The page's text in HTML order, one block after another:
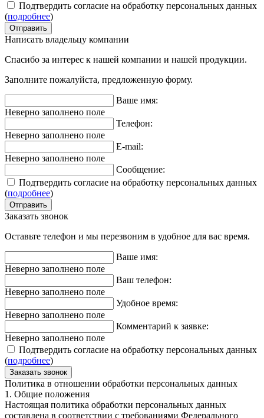
Подтвердить согласие на обработку персональных данных
(подробнее)
Написать владельцу компании
Спасибо за интерес к нашей компании и нашей продукции.
Заполните пожалуйста, предложенную форму.
Ваше имя:
Неверно заполнено поле
Телефон:
Неверно заполнено поле
E-mail:
Неверно заполнено поле
Сообщение:
Подтвердить согласие на обработку персональных данных
(подробнее)
Заказать звонок
Оставьте телефон и мы перезвоним в удобное для вас время.
Ваше имя:
Неверно заполнено поле
Ваш телефон:
Неверно заполнено поле
Удобное время:
Неверно заполнено поле
Комментарий к заявке:
Неверно заполнено поле
Подтвердить согласие на обработку персональных данных
(подробнее)
Политика в отношении обработки персональных данных
1. Общие положения
Настоящая политика обработки персональных данных
составлена в соответствии с требованиями Федерального